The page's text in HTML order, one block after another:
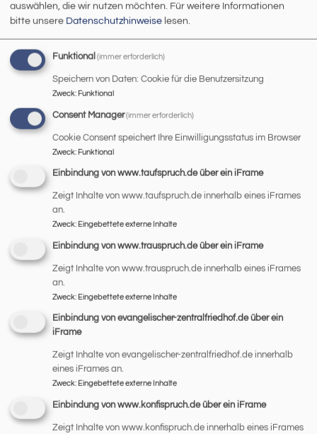
MINIGOTTESDIENST
In St. Johannes findet der MiniGottesdienst einmal im
bei dem die ganz Kleinen (Kinder von 0-6 Jahren) im
Mittelpunkt stehen. Mit einfachen
Atmosphäre für Einzelne, Große und Kleine, Jung und Alt
mit gutem Frühstück, Musik und Singen, Texten und
GOTTESDIENSTE FÜR SENIOREN
auswählen, die wir nutzen möchten. Für weitere Informationen
bitte unsere Datenschutzhinweise lesen.
Funktional (immer erforderlich)
Speichern von Daten: Cookie für die Benutzersitzung
Zweck: Funktional
Consent Manager (immer erforderlich)
Cookie Consent speichert Ihre Einwilligungsstatus im Browser
Zweck: Funktional
Einbindung von www.taufspruch.de über ein iFrame
Zeigt Inhalte von www.taufspruch.de innerhalb eines iFrames
an.
Zweck: Eingebettete externe Inhalte
Einbindung von www.trauspruch.de über ein iFrame
Zeigt Inhalte von www.trauspruch.de innerhalb eines iFrames
an.
Zweck: Eingebettete externe Inhalte
Einbindung von evangelischer-zentralfriedhof.de über ein
iFrame
Zeigt Inhalte von evangelischer-zentralfriedhof.de innerhalb
eines iFrames an.
Zweck: Eingebettete externe Inhalte
Einbindung von www.konfispruch.de über ein iFrame
Zeigt Inhalte von www.konfispruch.de innerhalb eines iFrames